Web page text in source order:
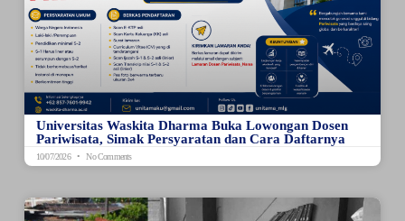
Universitas Waskita Dharma Buka Lowongan Dosen
Pariwisata, Simak Persyaratan dan Cara Daftarnya
10/07/2026 No Comments